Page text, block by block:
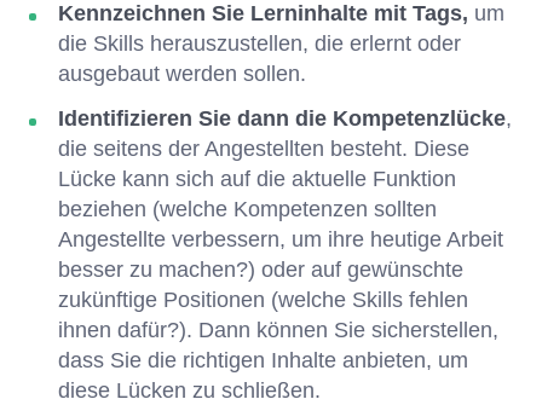
Kennzeichnen Sie Lerninhalte mit Tags, um
die Skills herauszustellen, die erlernt oder
ausgebaut werden sollen.
Identifizieren Sie dann die Kompetenzlücke,
die seitens der Angestellten besteht. Diese
Lücke kann sich auf die aktuelle Funktion
beziehen (welche Kompetenzen sollten
Angestellte verbessern, um ihre heutige Arbeit
besser zu machen?) oder auf gewünschte
zukünftige Positionen (welche Skills fehlen
ihnen dafür?). Dann können Sie sicherstellen,
dass Sie die richtigen Inhalte anbieten, um
diese Lücken zu schließen.